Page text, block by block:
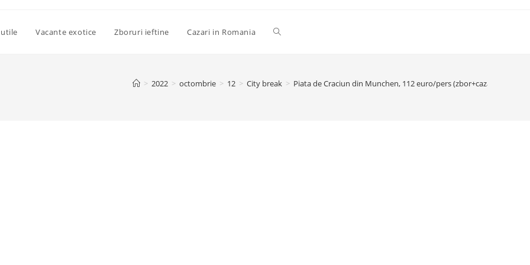
Vacante exotice Zboruri ieftine Cazari in Romania Toggle
> 2022 > octombrie > 12 > City break > Piata de Craciun din Munchen, 112 euro/pers (zbor+cazare in hotel